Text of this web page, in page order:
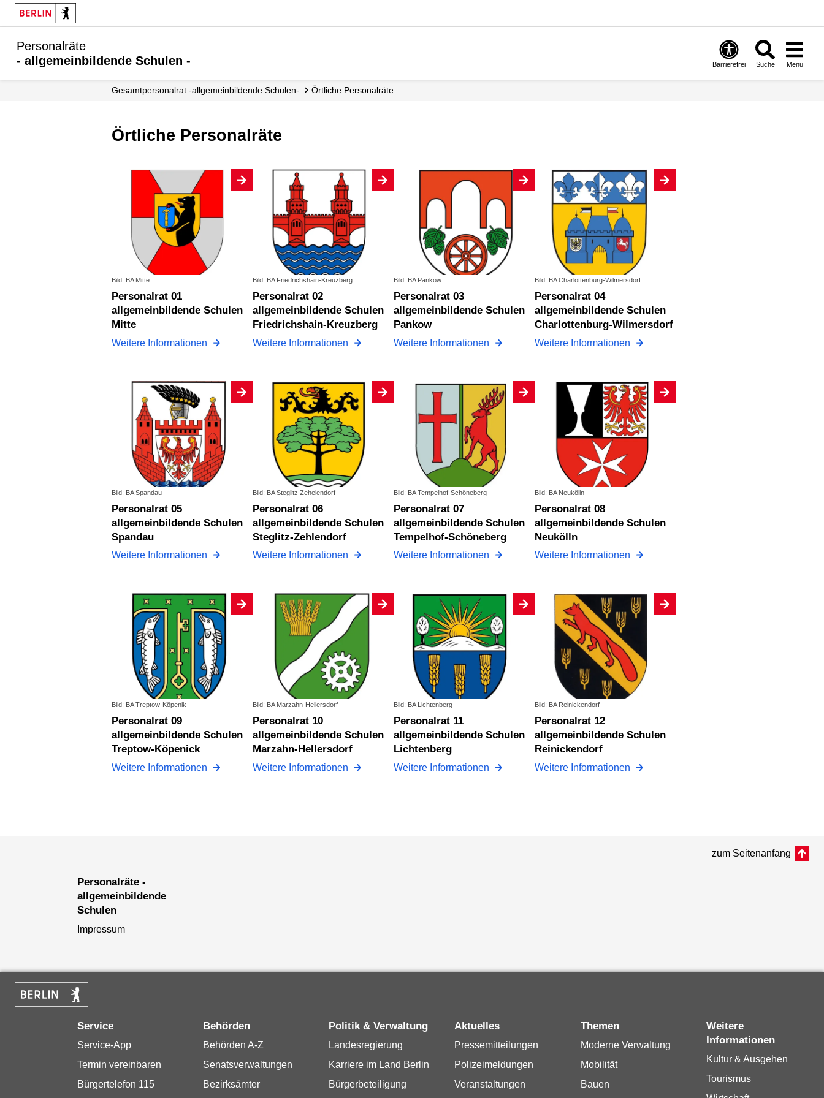
Personalräte
- allgemeinbildende Schulen -
Barrierefrei Suche Menü
Gesamtpersonalrat -allgemeinbildende Schulen- örtliche Personalräte
Örtliche Personalräte
Bild: BA Mitte
Personalrat 01
allgemeinbildende Schulen
Mitte
Weitere Informationen
Bild: BA Friedrichshain-Kreuzberg
Personalrat 02
allgemeinbildende Schulen
Friedrichshain-Kreuzberg
Weitere Informationen
Bild: BA Pankow
Personalrat 03
allgemeinbildende Schulen
Pankow
Weitere Informationen
Bild: BA Charlottenburg-Wilmersdorf
Personalrat 04
allgemeinbildende Schulen
Charlottenburg-Wilmersdorf
Weitere Informationen
Bild: BA Spandau
Personalrat 05
allgemeinbildende Schulen
Spandau
Weitere Informationen
Bild: BA Steglitz Zehelendorf
Personalrat 06
allgemeinbildende Schulen
Steglitz-Zehlendorf
Weitere Informationen
Bild: BA Tempelhof-Schöneberg
Personalrat 07
allgemeinbildende Schulen
Tempelhof-Schöneberg
Weitere Informationen
Bild: BA Neukölln
Personalrat 08
allgemeinbildende Schulen
Neukölln
Weitere Informationen
Bild: BA Treptow-Köpenik
Personalrat 09
allgemeinbildende Schulen
Treptow-Köpenick
Weitere Informationen
Bild: BA Marzahn-Hellersdorf
Personalrat 10
allgemeinbildende Schulen
Marzahn-Hellersdorf
Weitere Informationen
Bild: BA Lichtenberg
Personalrat 11
allgemeinbildende Schulen
Lichtenberg
Weitere Informationen
Bild: BA Reinickendorf
Personalrat 12
allgemeinbildende Schulen
Reinickendorf
Weitere Informationen
zum Seitenanfang
Personalräte -
allgemeinbildende
Schulen
Impressum
Service
Service-App
Termin vereinbaren
Bürgertelefon 115
Behörden
Behörden A-Z
Senatsverwaltungen
Bezirksämter
Politik & Verwaltung
Landesregierung
Karriere im Land Berlin
Bürgerbeteiligung
Aktuelles
Pressemitteilungen
Polizeimeldungen
Veranstaltungen
Themen
Moderne Verwaltung
Mobilität
Bauen
Weitere
Informationen
Kultur & Ausgehen
Tourismus